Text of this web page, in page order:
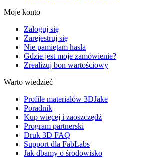
Moje konto
Zaloguj się
Zarejestruj się
Nie pamiętam hasła
Gdzie jest moje zamówienie?
Zrealizuj bon wartościowy
Warto wiedzieć
Profile materiałów 3DJake
Poradnik
Kup więcej i zaoszczędź
Program partnerski
Druk 3D FAQ
Support dla FabLabs
Jak dbamy o środowisko